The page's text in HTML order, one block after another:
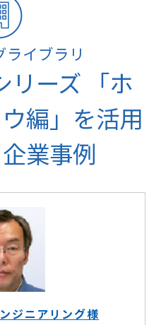
ライブラリ
リーズ 「ホ
編」を活用
業事例
ジニアリング様